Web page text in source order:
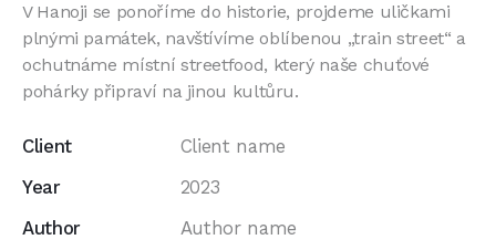
V Hanoji se ponoříme do historie, projdeme uličkami
plnými památek, navštívíme oblíbenou „train street“ a
ochutnáme místní streetfood, který naše chuťové
pohárky připraví na jinou kultůru.
Client
Client name
Year
2023
Author
Author name